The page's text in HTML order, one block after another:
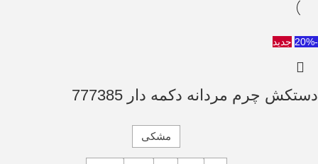
-20% جدید
دستکش چرم مردانه دکمه دار 777385
مشکی